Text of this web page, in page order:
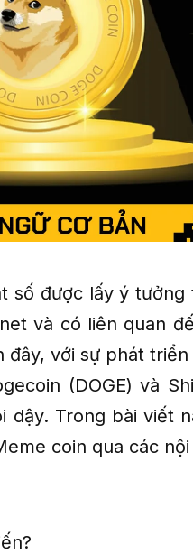
số được lấy ý tưởng
và có liên quan
với sự phát
(DOGE) và
dậy. Trong bài viết
coin qua các